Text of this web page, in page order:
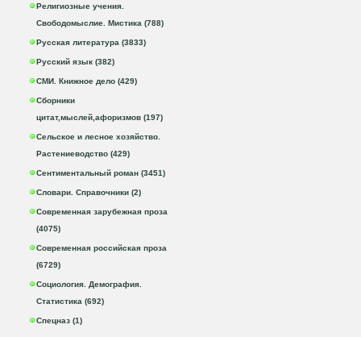
Религиозные учения.
Свободомыслие. Мистика (788)
Русская литература (3833)
Русский язык (382)
СМИ. Книжное дело (429)
Сборники
цитат,мыслей,афоризмов (197)
Сельское и лесное хозяйство.
Растениеводство (429)
Сентиментальный роман (3451)
Словари. Справочники (2)
Современная зарубежная проза
(4075)
Современная российская проза
(6729)
Социология. Демография.
Статистика (692)
Спецназ (1)